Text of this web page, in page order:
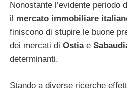
Nonostante l’evidente periodo
il mercato immobiliare
finiscono di stupire le buone
dei mercati di Ostiae
determinanti.
Stando a diverse ricerche